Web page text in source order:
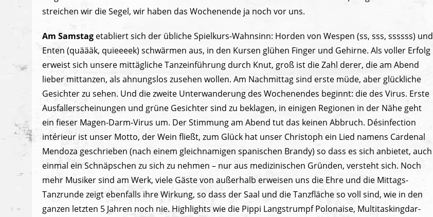
streichen wir die Segel, wir haben das Wochenende ja noch vor uns.
Am Samstag etabliert sich der übliche Spielkurs-Wahnsinn: Horden von Wespen (ss, sss, ssssss) und
Enten (quäääk, quieeeek) schwärmen aus, in den Kursen glühen Finger und Gehirne. Als voller Erfolg
erweist sich unsere mittägliche Tanzeinführung durch Knut, groß ist die Zahl derer, die am Abend
lieber mittanzen, als ahnungslos zusehen wollen. Am Nachmittag sind erste müde, aber glückliche
Gesichter zu sehen. Und die zweite Unterwanderung des Wochenendes beginnt: die des Virus. Erste
Ausfallerscheinungen und grüne Gesichter sind zu beklagen, in einigen Regionen in der Nähe geht
ein fieser Magen-Darm-Virus um. Der Stimmung am Abend tut das keinen Abbruch. Désinfection
intérieur ist unser Motto, der Wein fließt, zum Glück hat unser Christoph ein Lied namens Cardenal
Mendoza geschrieben (nach einem gleichnamigen spanischen Brandy) so dass es sich anbietet, auch
einmal ein Schnäpschen zu sich zu nehmen – nur aus medizinischen Gründen, versteht sich. Noch
mehr Musiker sind am Werk, viele Gäste von außerhalb erweisen uns die Ehre und die Mittags-
Tanzrunde zeigt ebenfalls ihre Wirkung, so dass der Saal und die Tanzfläche so voll sind, wie in den
ganzen letzten 5 Jahren noch nie. Highlights wie die Pippi Langstrumpf Polonaise, Multitaskingdar-